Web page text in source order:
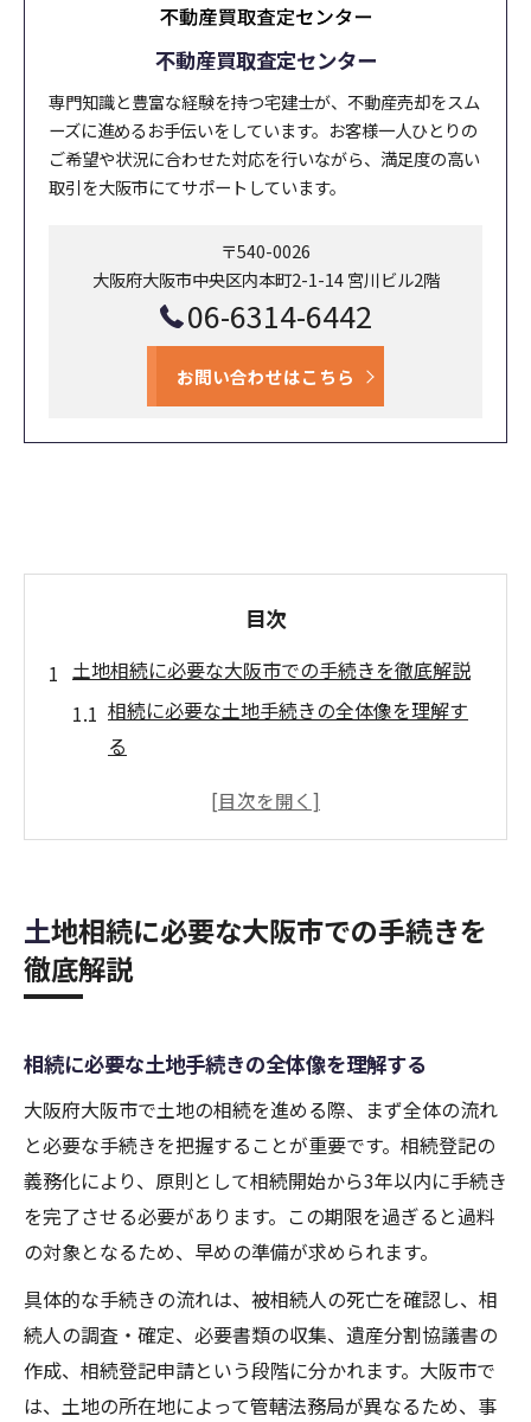
不動産買取査定センター
専門知識と豊富な経験を持つ宅建士が、不動産売却をスム
ーズに進めるお手伝いをしています。お客様一人ひとりの
ご希望や状況に合わせた対応を行いながら、満足度の高い
取引を大阪市にてサポートしています。
〒540-0026
大阪府大阪市中央区内本町2-1-14 宮川ビル2階
06-6314-6442
お問い合わせはこちら
目次
土地相続に必要な大阪市での手続きを徹底解説
相続に必要な土地手続きの全体像を理解す
る
戸籍謄本や遺産分割協議書の集め方と注意
司法書士や専門家への相続手続き相談活用
法
相続した土地を守るための法的ポイント解
遺産分割協議で合意形成を円滑に進めるコ
ツ
大阪市の土地相続で優先すべき確認事項と
は
相続財産の評価や相続税対応の基本を押さ
える
相続トラブル予防に有効な専門家活用の秘
訣
土地相続に必要な大阪市での手続きを
徹底解説
相続に必要な土地手続きの全体像を理解する
大阪府大阪市で土地の相続を進める際、まず全体の流れ
と必要な手続きを把握することが重要です。相続登記の
義務化により、原則として相続開始から3年以内に手続き
を完了させる必要があります。この期限を過ぎると過料
の対象となるため、早めの準備が求められます。
具体的な手続きの流れは、被相続人の死亡を確認し、相
続人の調査・確定、必要書類の収集、遺産分割協議書の
作成、相続登記申請という段階に分かれます。大阪市で
は、土地の所在地によって管轄法務局が異なるため、事